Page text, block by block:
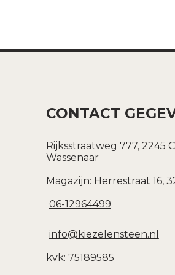
CONTACT
Rijksstraatweg 777, 2245
Wassenaar
Magazijn: Herrestraat 16,
06-12964499
info@kiezelensteen.nl
kvk: 75189585